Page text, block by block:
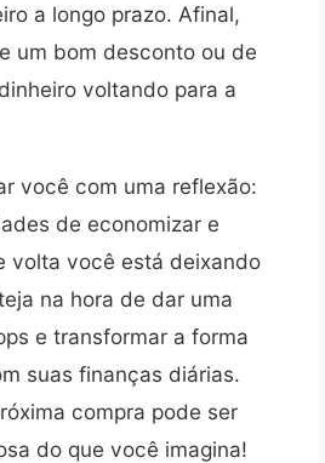
a longo prazo. Afinal,
um bom desconto ou de
voltando para a
você com uma reflexão:
de economizar e
volta você está deixando
na hora de dar uma
e transformar a forma
suas finanças diárias.
compra pode ser
do que você imagina!